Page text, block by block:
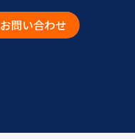
お問い合わせ